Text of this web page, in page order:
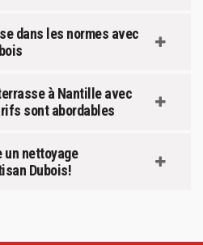
dans les normes avec
à Nantille avec
sont abordables
nettoyage
Dubois!